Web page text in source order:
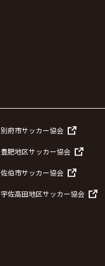
別府市サッカー協会
豊肥地区サッカー協会
佐伯市サッカー協会
宇佐高田地区サッカー協会